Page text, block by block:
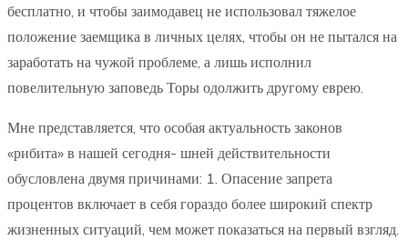
бесплатно, и чтобы заимодавец не использовал тяжелое
положение заемщика в личных целях, чтобы он не пытался на
заработать на чужой проблеме, а лишь исполнил
повелительную заповедь Торы одолжить другому еврею.
Мне представляется, что особая актуальность законов
«рибита» в нашей сегодня- шней действительности
обусловлена двумя причинами: 1. Опасение запрета
процентов включает в себя гораздо более широкий спектр
жизненных ситуаций, чем может показаться на первый взгляд.